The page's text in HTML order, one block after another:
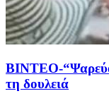
ΒΙΝΤΕΟ-
τη δουλειά